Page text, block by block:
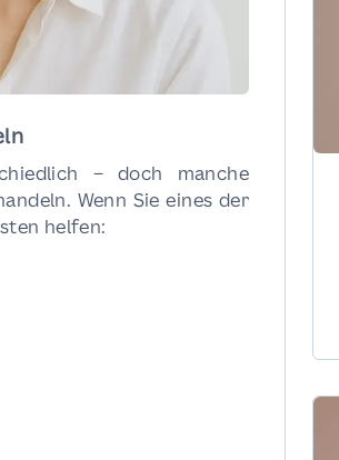
– doch manche
Wenn Sie eines der
helfen: